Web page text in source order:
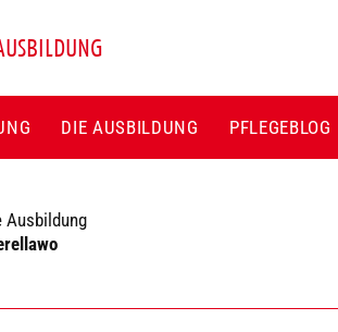
DIE AUSBILDUNG PFLEGEBLOG
Ausbildung